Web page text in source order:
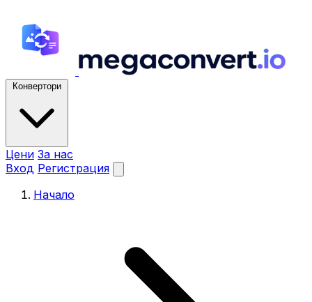
Конвертори
Цени За нас
Вход Регистрация
Начало